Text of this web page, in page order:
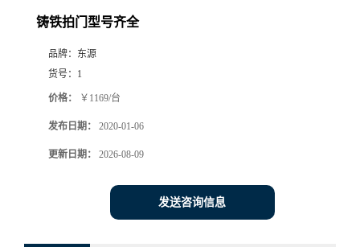
铸铁拍门型号齐全
品牌： 东源
货号： 1
价格： ￥1169/台
发布日期： 2020-01-06
更新日期： 2026-08-09
发送咨询信息